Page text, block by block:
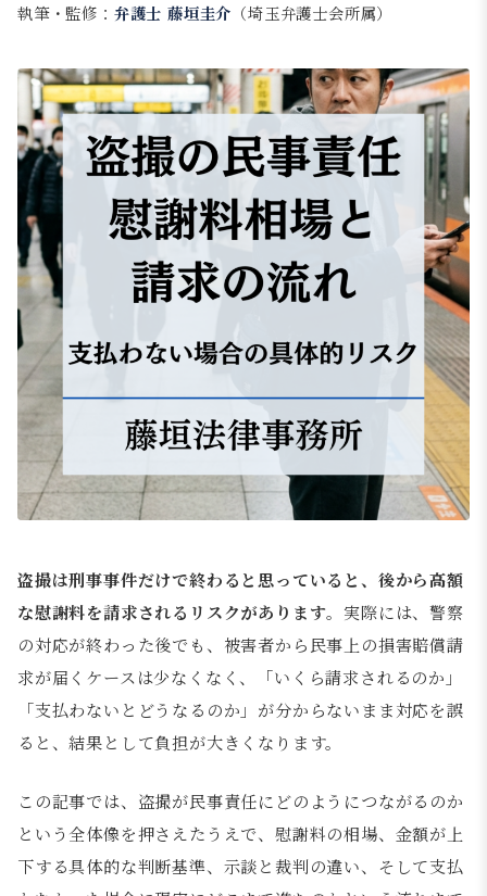
執筆・監修： 弁護士 藤垣圭介 （埼玉弁護士会所属）
盗撮は刑事事件だけで終わると思っていると、後から高額
な慰謝料を請求されるリスクがあります。実際には、警察
の対応が終わった後でも、被害者から民事上の損害賠償請
求が届くケースは少なくなく、「いくら請求されるのか」
「支払わないとどうなるのか」が分からないまま対応を誤
ると、結果として負担が大きくなります。
この記事では、盗撮が民事責任にどのようにつながるのか
という全体像を押さえたうえで、慰謝料の相場、金額が上
下する具体的な判断基準、示談と裁判の違い、そして支払